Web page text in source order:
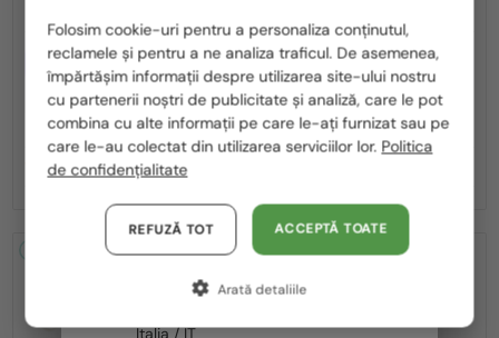
CU LENTILĂ MONOFOCALĂ PLUS
330 RON
Fendi—Cadru optic
FE50100I - 001 - 53
1 047 RON 1 234 RON
CU LENTILĂ MONOFOCALĂ PLUS
330 RON
Fendi —Cadru optic
FE50110F - 030 - 54
România / RO
Polska / PL
Magyarország / HU
United Arab Emirates / EN
Austria / AT
Germania / DE
Franța / FR
Italia / IT
Folosim cookie-uri pentru a personaliza conținutul,
reclamele și pentru a ne analiza traficul. De asemenea,
împărtășim informații despre utilizarea site-ului nostru
cu partenerii noștri de publicitate și analiză, care le pot
combina cu alte informații pe care le-ați furnizat sau pe
care le-au colectat din utilizarea serviciilor lor. Politica
de confidențialitate
ACCEPTĂ TOATE
REFUZĂ TOT
Arată detaliile